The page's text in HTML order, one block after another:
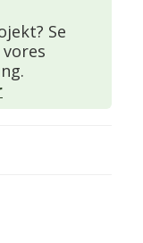
Se